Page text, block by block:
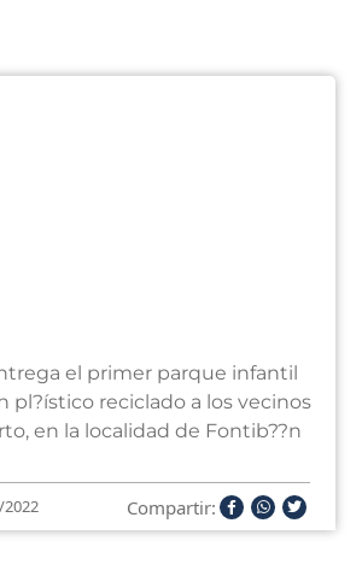
el primer parque infantil
pl?ístico reciclado a los vecinos
en la localidad de Fontib??n
Compartir: